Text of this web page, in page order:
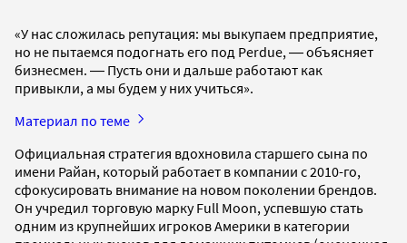
«У нас сложилась репутация: мы выкупаем предприятие,
но не пытаемся подогнать его под Perdue, ― объясняет
бизнесмен. ― Пусть они и дальше работают как
привыкли, а мы будем у них учиться».
Материал по теме
Официальная стратегия вдохновила старшего сына по
имени Райан, который работает в компании с 2010-го,
сфокусировать внимание на новом поколении брендов.
Он учредил торговую марку Full Moon, успевшую стать
одним из крупнейших игроков Америки в категории